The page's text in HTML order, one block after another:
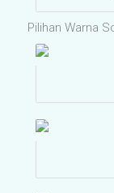
Pilihan Warna